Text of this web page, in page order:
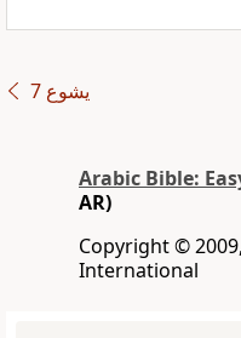
ﻳﺸﻮﻉ 7
Arabic Bible:
AR)
Copyright ©
International